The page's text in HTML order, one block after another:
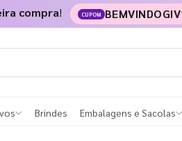
compra! CUPOM
Brindes Embalagens e Sacolas